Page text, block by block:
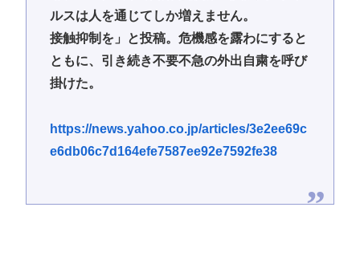
ルスは人を通じてしか増えません。
接触抑制を」と投稿。危機感を露わにすると
ともに、引き続き不要不急の外出自粛を呼び
掛けた。
https://news.yahoo.co.jp/articles/3e2ee69c
e6db06c7d164efe7587ee92e7592fe38